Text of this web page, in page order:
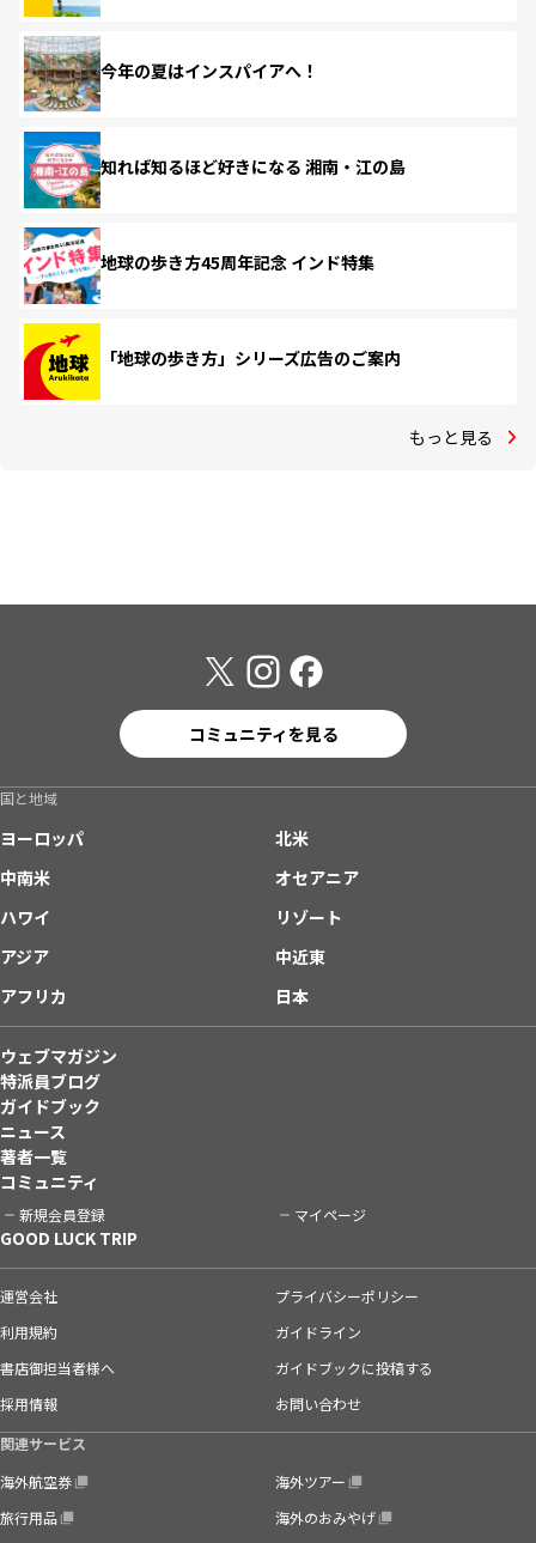
今年の夏はインスパイアへ！
知れば知るほど好きになる 湘南・江の島
地球の歩き方45周年記念 インド特集
「地球の歩き方」シリーズ広告のご案内
もっと見る
コミュニティを見る
国と地域
ヨーロッパ
北米
中南米
オセアニア
ハワイ
リゾート
アジア
中近東
アフリカ
日本
ウェブマガジン
特派員ブログ
ガイドブック
ニュース
著者一覧
コミュニティ
新規会員登録 マイページ
GOOD LUCK TRIP
運営会社
プライバシーポリシー
利用規約
ガイドライン
書店御担当者様へ
ガイドブックに投稿する
採用情報
お問い合わせ
関連サービス
海外航空券
海外ツアー
旅行用品
海外のおみやげ